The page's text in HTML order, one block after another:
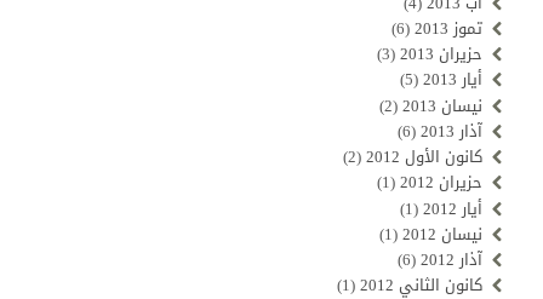
تموز 2013
(6)
حزيران 2013
(3)
أيار 2013
(5)
نيسان 2013
(2)
آذار 2013
(6)
كانون الأول 2012
(2)
حزيران 2012
(1)
أيار 2012
(1)
نيسان 2012
(1)
آذار 2012
(6)
كانون الثاني 2012
(1)